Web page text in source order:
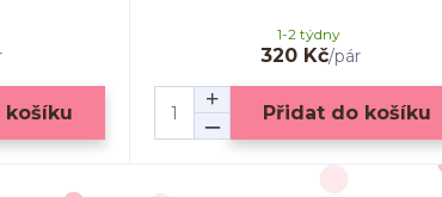
košíku
320 Kč/pár
1-2 týdny
Přidat do košíku